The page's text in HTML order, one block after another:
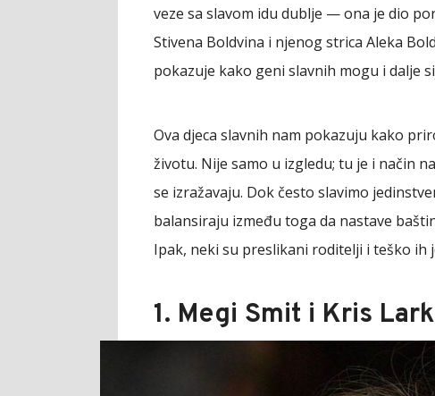
veze sa slavom idu dublje — ona je dio
Stivena Boldvina i njenog strica Aleka
pokazuje kako geni slavnih mogu i dalje
Ova djeca slavnih nam pokazuju kako
životu. Nije samo u izgledu; tu je i način
se izražavaju. Dok često slavimo
balansiraju između toga da nastave
Ipak, neki su preslikani roditelji i teško
1. Megi Smit i Kris